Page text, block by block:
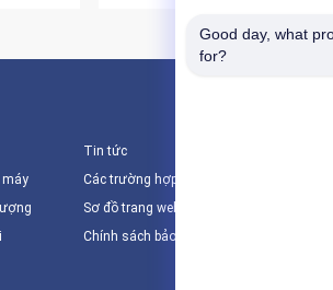
Tin tức
Các trường hợp
Sơ đồ trang web
Chính sách bảo mật
Good day, what
for?